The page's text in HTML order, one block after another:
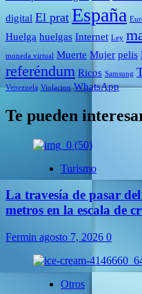
digital El prat España
Huelga huelgas Internet Ley
moneda virtual Muerte Mujer pelis
referéndum Ricos Samsung
Venezuela Violacion WhatsApp
Te pueden
Turismo
La travesía de pasar
metros en la escala de
Fermin agosto 7, 2026 0
Otros